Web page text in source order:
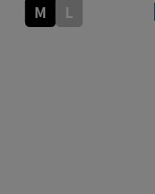
M L